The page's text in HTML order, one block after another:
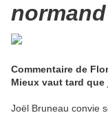
Commentaire de
Mieux vaut tard que
Joël Bruneau convie